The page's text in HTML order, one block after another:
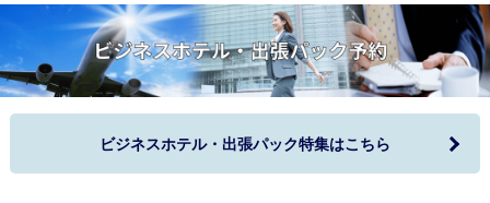
ビジネスホテル・出張パック特集はこちら